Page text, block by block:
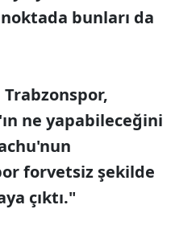
bunları da
Trabzonspor,
ne yapabileceğini
forvetsiz şekilde
çıktı."